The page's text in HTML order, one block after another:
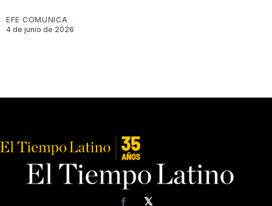
EFE COMUNICA
4 de junio de 2026
𝕏